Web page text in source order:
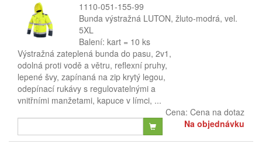
1110-051-155-99
Bunda výstražná LUTON, žluto-modrá, vel.
5XL
Balení: kart = 10 ks
Výstražná zateplená bunda do pasu, 2v1,
odolná proti vodě a větru, reflexní pruhy,
lepené švy, zapínaná na zip krytý legou,
odepínací rukávy s regulovatelnými a
vnitřními manžetami, kapuce v límci, ...
Cena: Cena na dotaz
Na objednávku